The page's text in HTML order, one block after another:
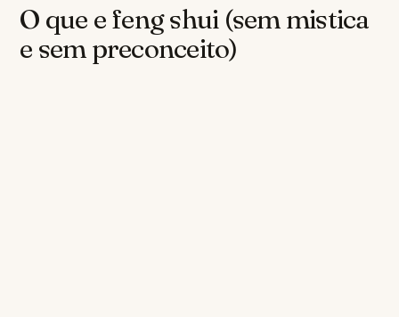
O que e feng shui (sem mistica
e sem preconceito)